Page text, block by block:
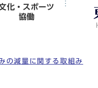
化・スポーツ
協働
の減量に関する取組み